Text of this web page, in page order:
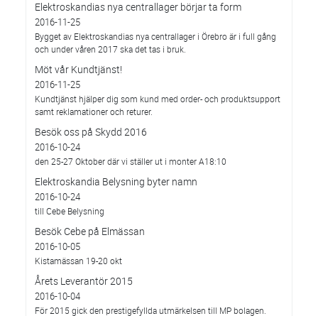
Elektroskandias nya centrallager börjar ta form
2016-11-25
Bygget av Elektroskandias nya centrallager i Örebro är i full gång
och under våren 2017 ska det tas i bruk.
Möt vår Kundtjänst!
2016-11-25
Kundtjänst hjälper dig som kund med order- och produktsupport
samt reklamationer och returer.
Besök oss på Skydd 2016
2016-10-24
den 25-27 Oktober där vi ställer ut i monter A18:10
Elektroskandia Belysning byter namn
2016-10-24
till Cebe Belysning
Besök Cebe på Elmässan
2016-10-05
Kistamässan 19-20 okt
Årets Leverantör 2015
2016-10-04
För 2015 gick den prestigefyllda utmärkelsen till MP bolagen.